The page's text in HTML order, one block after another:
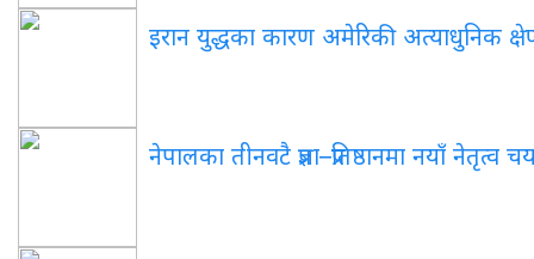
इरान युद्धका कारण अमेरिकी अत्याधुनिक
नेपालका तीनवटै प्रज्ञा–प्रतिष्ठानमा नयाँ नेतृत्व